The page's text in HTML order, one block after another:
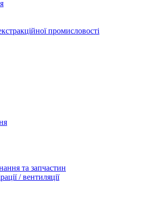
промисловості
та запчастин
/ вентиляції